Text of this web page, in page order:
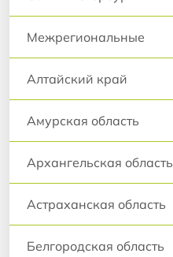
Межрегиональные
Алтайский край
Амурская область
Архангельская область
Астраханская область
Белгородская область